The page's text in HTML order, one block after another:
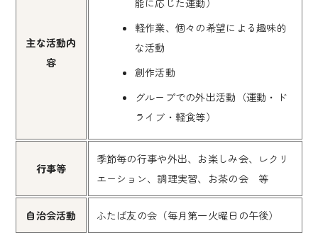
主な活動内
容
能に応じた運動）
軽作業、個々の希望による趣味的
な活動
創作活動
グループでの外出活動（運動・ド
ライブ・軽食等）
行事等
季節毎の行事や外出、お楽しみ会、レクリ
エーション、調理実習、お茶の会 等
自治会活動 ふたば友の会（毎月第一火曜日の午後）